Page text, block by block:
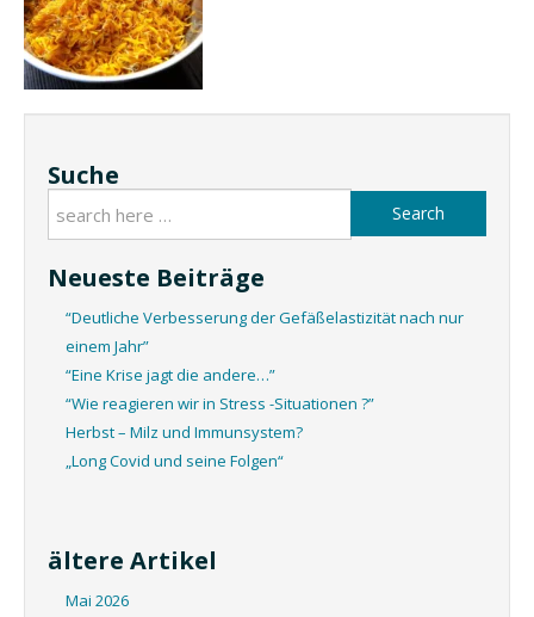
Suche
Search
Neueste Beiträge
“Deutliche Verbesserung der Gefäßelastizität nach nur
einem Jahr”
“Eine Krise jagt die andere…”
“Wie reagieren wir in Stress -Situationen ?”
Herbst – Milz und Immunsystem?
„Long Covid und seine Folgen“
ältere Artikel
Mai 2026